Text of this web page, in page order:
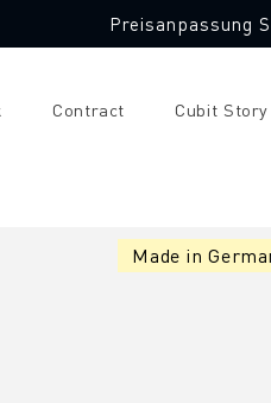
Preisanpassung
Contract Cubit Story
Made in